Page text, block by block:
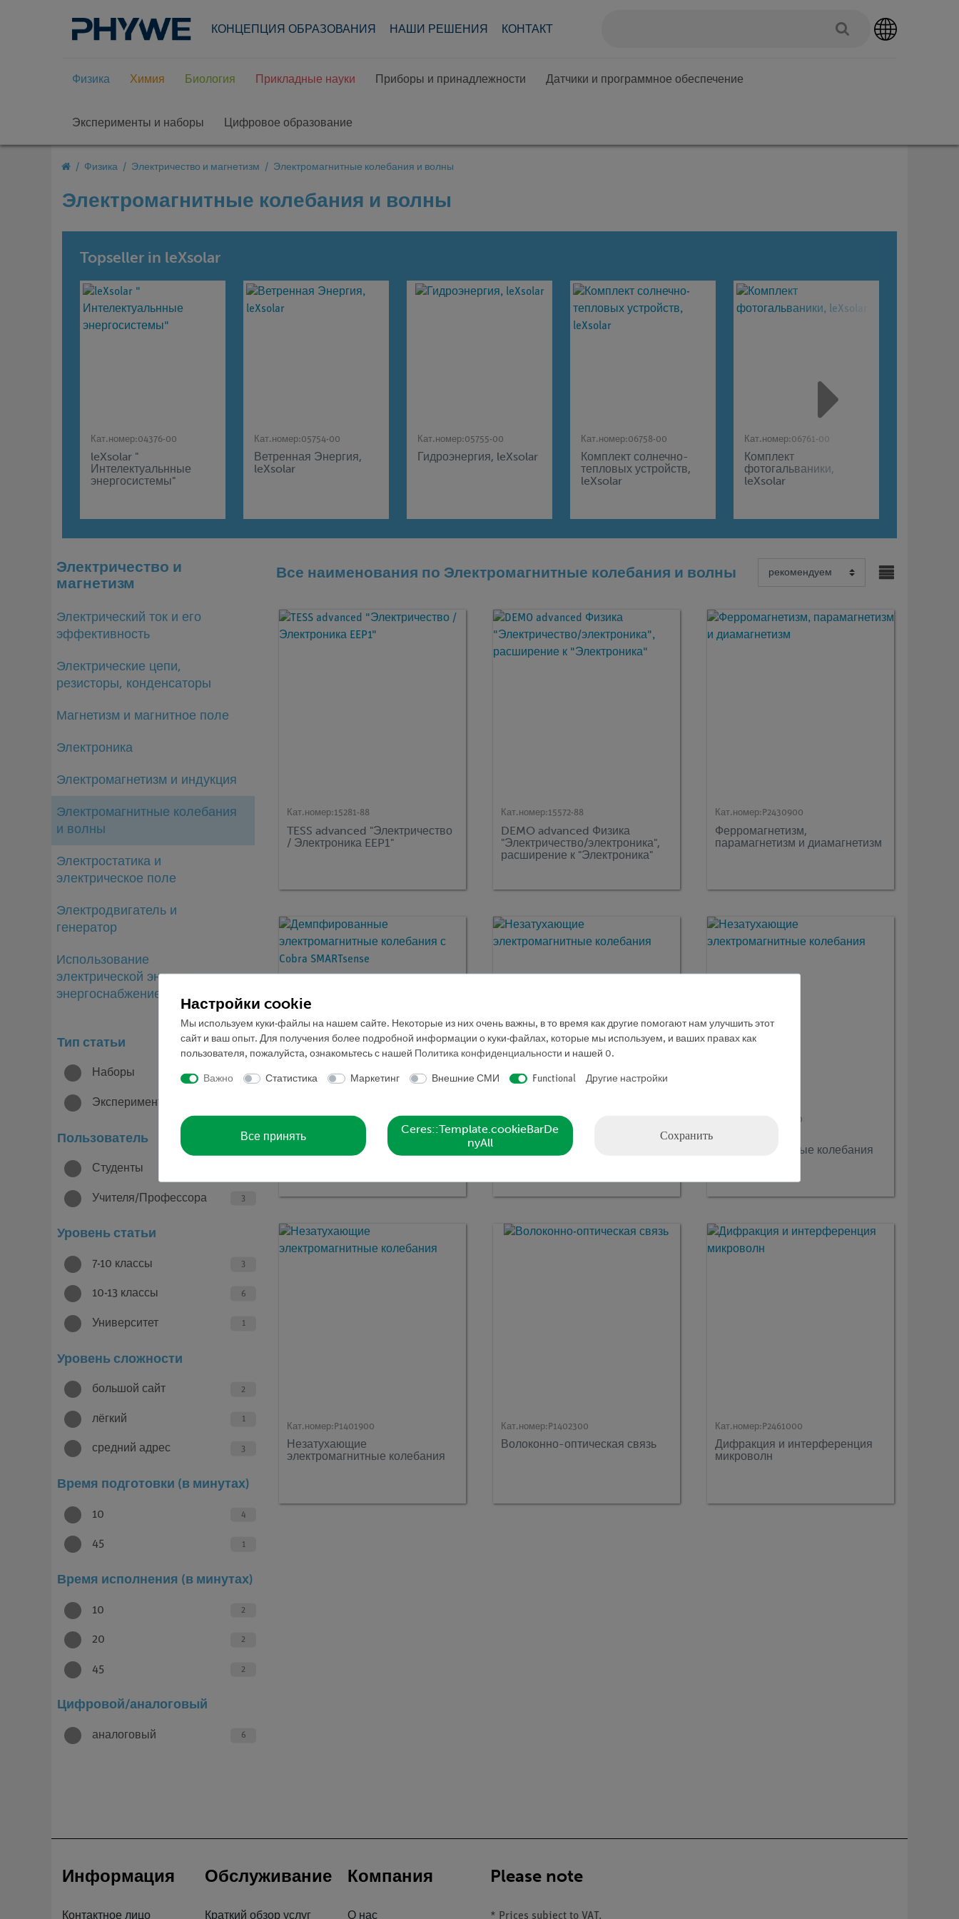
КОНЦЕПЦИЯ ОБРАЗОВАНИЯ НАШИ РЕШЕНИЯ КОНТАКТ
Физика Химия Биология Прикладные науки Приборы и принадлежности Датчики и программное обеспечение
Эксперименты и наборы Цифровое образование
Физика Электричество и магнетизм Электромагнитные колебания и волны
Электромагнитные колебания и волны
Topseller in leXsolar
Кат.номер:04376-00
leXsolar "
Интелектуальнные
энергосистемы"
Кат.номер:05754-00
Ветренная Энергия,
leXsolar
Кат.номер:05755-00
Гидроэнергия, leXsolar
Кат.номер:06758-00
Комплект солнечно-
тепловых устройств,
leXsolar
Кат.номер:06761-00
Комплект
фотогальваники,
leXsolar
Электричество и
магнетизм
Электрический ток и его
эффективность
Электрические цепи,
резисторы, конденсаторы
Магнетизм и магнитное поле
Электроника
Электромагнетизм и индукция
Электромагнитные колебания
и волны
Электростатика и
электрическое поле
Электродвигатель и
генератор
Использование
электрической энергии,
энергоснабжение
Тип статьи
Наборы 2
Эксперименты
Пользователь
Студенты
Учителя/Профессора 3
Уровень статьи
7-10 классы 3
10-13 классы 6
Университет 1
Уровень сложности
большой сайт 2
лёгкий 1
средний адрес 3
Время подготовки (в минутах)
10 4
45 1
Время исполнения (в минутах)
10 2
20 2
45 2
Цифровой/аналоговый
аналоговый 6
Все наименования по Электромагнитные колебания и волны
Кат.номер:15281-88
TESS advanced "Электричество
/ Электроника EEP1"
Кат.номер:15572-88
DEMO advanced Физика
"Электричество/электроника",
расширение к "Электроника"
Кат.номер: P2430900
Ферромагнетизм,
парамагнетизм и диамагнетизм
P6301569
Демпфированные
электромагнитные колебания с
P1378900
Незатухающие
электромагнитные колебания
P1358600
электромагнитные колебания
Кат.номер: P1401900
Незатухающие
электромагнитные колебания
Кат.номер: P1402300
Волоконно-оптическая связь
Кат.номер: P2461000
Дифракция и интерференция
микроволн
Информация
Контактное лицо
Обслуживание
Краткий обзор услуг
Компания
О нас
Please note
* Prices subject to VAT.
Настройки cookie
Мы используем куки-файлы на нашем сайте. Некоторые из них очень важны, в то время как другие помогают нам улучшить этот
сайт и ваш опыт. Для получения более подробной информации о куки-файлах, которые мы используем, и ваших правах как
пользователя, пожалуйста, ознакомьтесь с нашей Политика конфиденциальности и нашей 0.
Важно Статистика Маркетинг Внешние СМИ Functional Другие настройки
Все принять
Ceres::Template.cookieBarDe
nyAll
Сохранить